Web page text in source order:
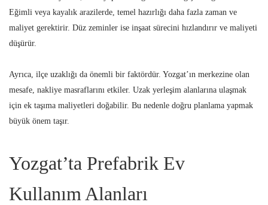
Eğimli veya kayalık arazilerde, temel hazırlığı daha fazla zaman ve
maliyet gerektirir. Düz zeminler ise inşaat sürecini hızlandırır ve maliyeti
düşürür.
Ayrıca, ilçe uzaklığı da önemli bir faktördür. Yozgat’ın merkezine olan
mesafe, nakliye masraflarını etkiler. Uzak yerleşim alanlarına ulaşmak
için ek taşıma maliyetleri doğabilir. Bu nedenle doğru planlama yapmak
büyük önem taşır.
Yozgat’ta Prefabrik Ev
Kullanım Alanları